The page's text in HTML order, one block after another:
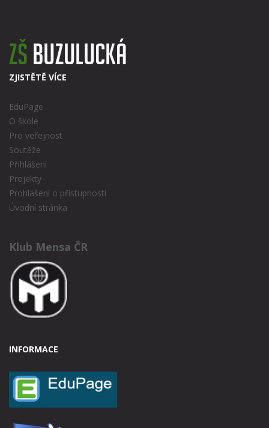
ZJISTĚTĚ VÍCE
EduPage
O škole
Pro veřejnost
Soutěže
Přihlášení
Projekty
Prohlášení o přístupnosti
Úvodní stránka
Klub Mensa ČR
INFORMACE